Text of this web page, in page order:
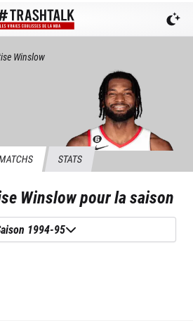
Winslow
STATS
Winslowpour la saison
1994-95